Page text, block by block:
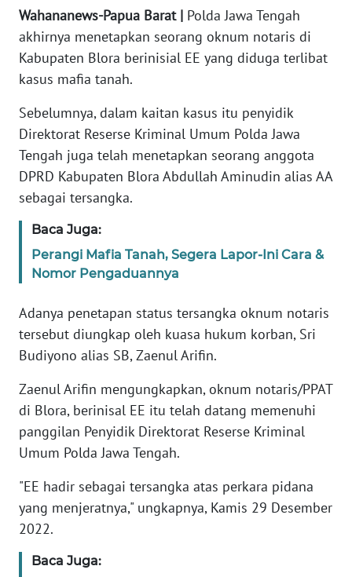
Wahananews-Papua Barat | Polda Jawa Tengah
akhirnya menetapkan seorang oknum notaris di
Kabupaten Blora berinisial EE yang diduga terlibat
kasus mafia tanah.
Sebelumnya, dalam kaitan kasus itu penyidik
Direktorat Reserse Kriminal Umum Polda Jawa
Tengah juga telah menetapkan seorang anggota
DPRD Kabupaten Blora Abdullah Aminudin alias AA
sebagai tersangka.
Baca Juga:
Perangi Mafia Tanah, Segera Lapor-Ini Cara &
Nomor Pengaduannya
Adanya penetapan status tersangka oknum notaris
tersebut diungkap oleh kuasa hukum korban, Sri
Budiyono alias SB, Zaenul Arifin.
Zaenul Arifin mengungkapkan, oknum notaris/PPAT
di Blora, berinisal EE itu telah datang memenuhi
panggilan Penyidik Direktorat Reserse Kriminal
Umum Polda Jawa Tengah.
"EE hadir sebagai tersangka atas perkara pidana
yang menjeratnya," ungkapnya, Kamis 29 Desember
2022.
Baca Juga:
MEDIA
SIBER
REDAKSI
KARIR
DISCLAIMER
Wahana
Regional
WN
WN
JAKARTA
WN
JABAR
WN
BANTEN
NTT
WN